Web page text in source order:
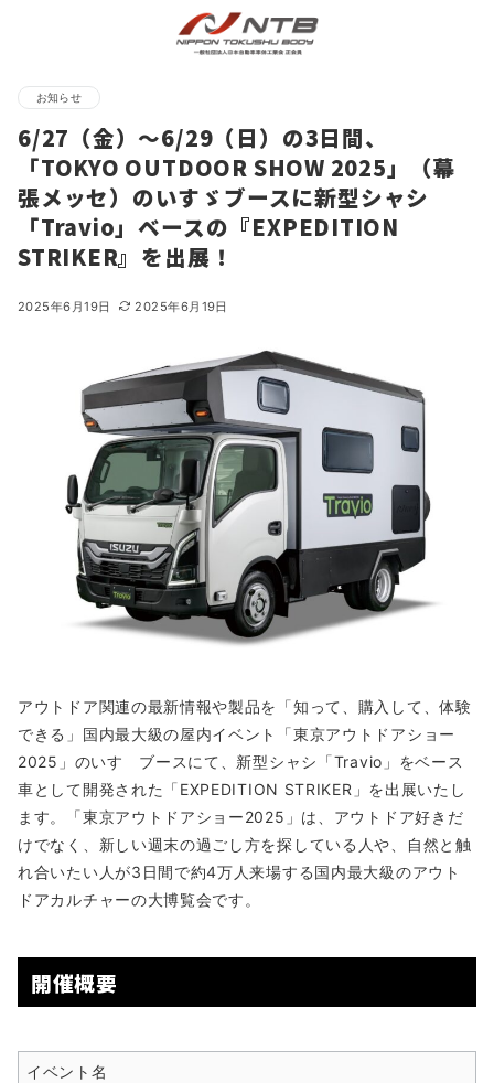
お知らせ
6/27（金）～6/29（日）の3日間、
「TOKYO OUTDOOR SHOW 2025」（幕
張メッセ）のいすゞブースに新型シャシ
「Travio」ベースの『EXPEDITION
STRIKER』を出展！
2025年6月19日 2025年6月19日
アウトドア関連の最新情報や製品を「知って、購入して、体験
できる」国内最大級の屋内イベント「東京アウトドアショー
2025」のいすゞブースにて、新型シャシ「Travio」をベース
車として開発された「EXPEDITION STRIKER」を出展いたし
ます。「東京アウトドアショー2025」は、アウトドア好きだ
けでなく、新しい週末の過ごし方を探している人や、自然と触
れ合いたい人が3日間で約4万人来場する国内最大級のアウト
ドアカルチャーの大博覧会です。
開催概要
イベント名